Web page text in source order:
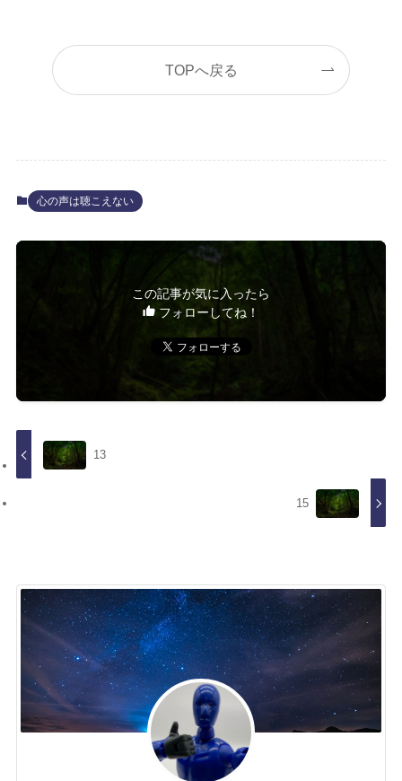
TOPへ戻る
心の声は聴こえない
この記事が気に入ったら
フォローしてね！
13
15